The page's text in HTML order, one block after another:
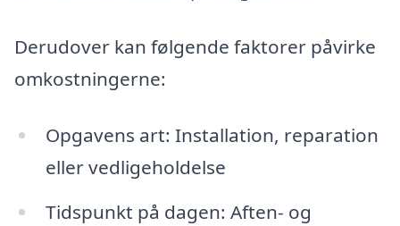
Derudover kan følgende faktorer påvirke
omkostningerne:
Opgavens art: Installation, reparation
eller vedligeholdelse
Tidspunkt på dagen: Aften- og